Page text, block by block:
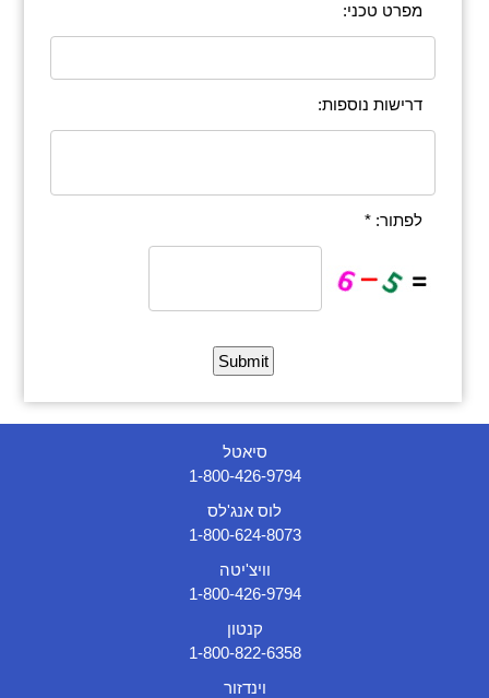
מפרט טכני:
דרישות נוספות:
לפתור: *
סיאטל
1-800-426-9794
לוס אנג'לס
1-800-624-8073
וויצ'יטה
1-800-426-9794
קנטון
1-800-822-6358
וינדזור